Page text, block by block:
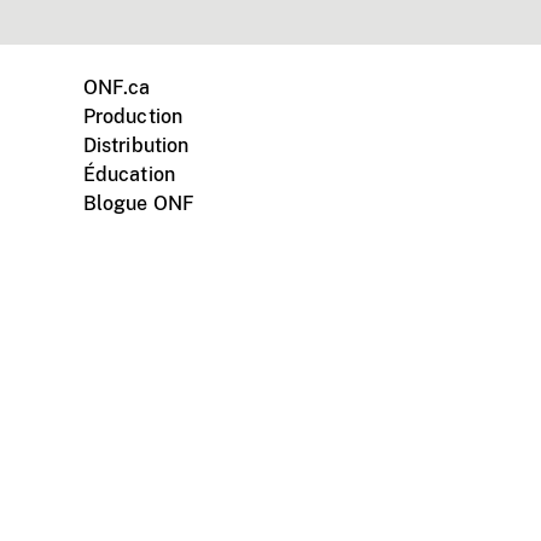
ONF.ca
Production
Distribution
Éducation
Blogue ONF